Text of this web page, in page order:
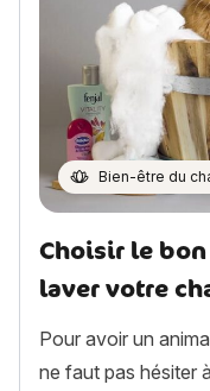
Bien-être du
Choisir le
laver votre
Pour avoir un
ne faut pas hésiter